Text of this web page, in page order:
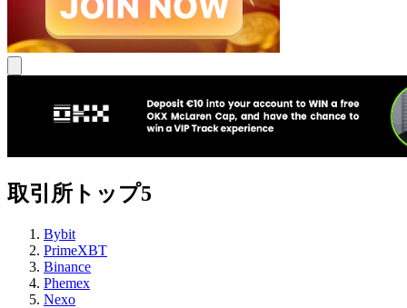
取引所トップ5
Bybit
PrimeXBT
Binance
Phemex
Nexo